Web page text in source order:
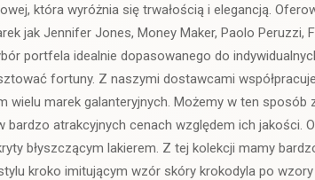
która wyróżnia się trwałością i elegancją.
jak Jennifer Jones, Money Maker, Paolo Peruzzi,
portfela idealnie dopasowanego do
fortuny. Z naszymi dostawcami
wielu marek galanteryjnych. Możemy w ten sposób
bardzo atrakcyjnych cenach względem ich jakości.
błyszczącym lakierem. Z tej kolekcji mamy
kroko imitującym wzór skóry krokodyla po